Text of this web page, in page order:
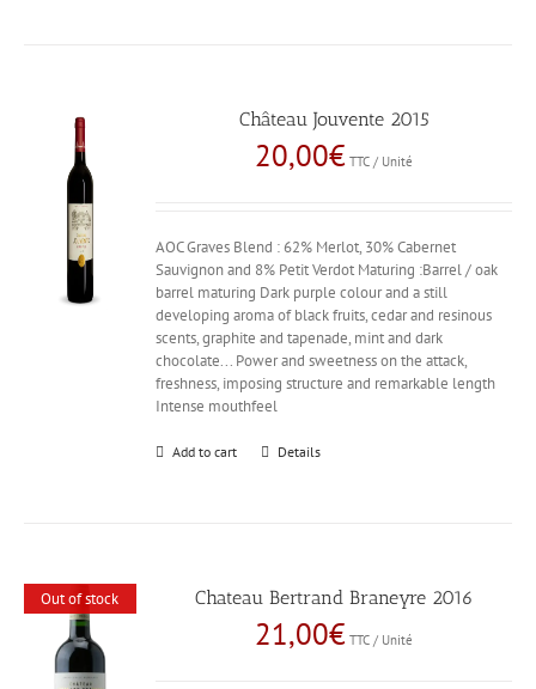
Château Jouvente 2015
20,00€ TTC / Unité
AOC Graves Blend : 62% Merlot, 30% Cabernet
Sauvignon and 8% Petit Verdot Maturing :Barrel / oak
barrel maturing Dark purple colour and a still
developing aroma of black fruits, cedar and resinous
scents, graphite and tapenade, mint and dark
chocolate... Power and sweetness on the attack,
freshness, imposing structure and remarkable length
Intense mouthfeel
Add to cart Details
Out of stock Chateau Bertrand Braneyre 2016
21,00€ TTC / Unité